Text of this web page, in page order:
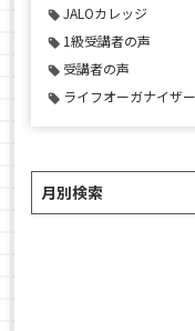
JALOカレッジ
1級受講者の声
受講者の声
ライフオーガナイザー